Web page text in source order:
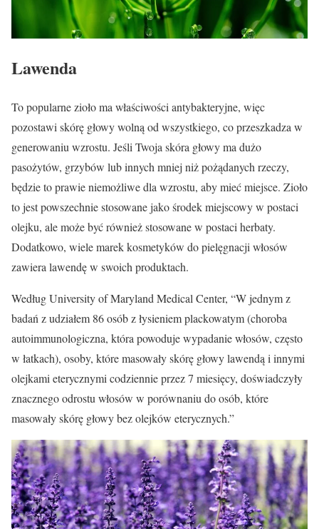
Lawenda
To popularne zioło ma właściwości antybakteryjne, więc
pozostawi skórę głowy wolną od wszystkiego, co przeszkadza w
generowaniu wzrostu. Jeśli Twoja skóra głowy ma dużo
pasożytów, grzybów lub innych mniej niż pożądanych rzeczy,
będzie to prawie niemożliwe dla wzrostu, aby mieć miejsce. Zioło
to jest powszechnie stosowane jako środek miejscowy w postaci
olejku, ale może być również stosowane w postaci herbaty.
Dodatkowo, wiele marek kosmetyków do pielęgnacji włosów
zawiera lawendę w swoich produktach.
Według University of Maryland Medical Center, “W jednym z
badań z udziałem 86 osób z łysieniem plackowatym (choroba
autoimmunologiczna, która powoduje wypadanie włosów, często
w łatkach), osoby, które masowały skórę głowy lawendą i innymi
olejkami eterycznymi codziennie przez 7 miesięcy, doświadczyły
znacznego odrostu włosów w porównaniu do osób, które
masowały skórę głowy bez olejków eterycznych.”